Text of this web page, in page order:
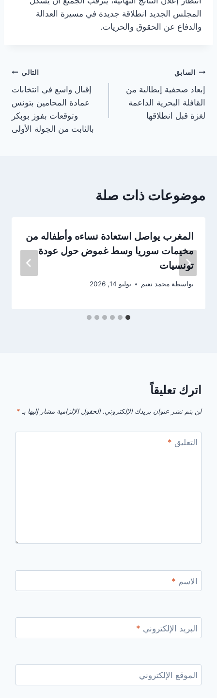
المجلس الجديد انطلاقة جديدة في مسيرة العدالة
والدفاع عن الحقوق والحريات.
تصفّح
المقالات
السابق
إبعاد صحفية إيطالية من
القافلة البحرية الداعمة
لغزة قبل انطلاقها
التالي
إقبال واسع في انتخابات
عمادة المحامين بتونس
وتوقعات بفوز بوبكر
بالثابت من الجولة الأولى
موضوعات ذات صلة
المغرب يواصل استعادة نساءه وأطفاله من
مخيمات سوريا وسط غموض حول عودة
تونسيات
بواسطة محمد نعيم يوليو 14, 2026
اترك تعليقاً
لن يتم نشر عنوان بريدك الإلكتروني. الحقول الإلزامية مشار إليها بـ *
التعليق *
الاسم *
البريد الإلكتروني *
الموقع الإلكتروني